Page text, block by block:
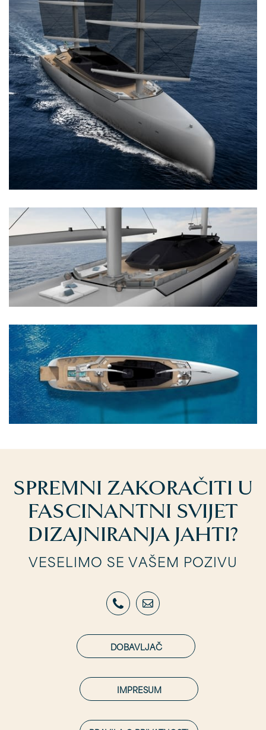
SPREMNI ZAKORAČITI U
FASCINANTNI SVIJET
DIZAJNIRANJA JAHTI?
VESELIMO SE VAŠEM POZIVU
DOBAVLJAČ
IMPRESUM